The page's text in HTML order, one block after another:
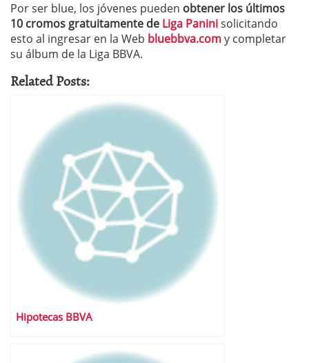
Por ser blue, los jóvenes pueden obtener los últimos
10 cromos gratuitamente de Liga Paninisolicitando
esto al ingresar en la Web bluebbva.comy completar
su álbum de la Liga BBVA.
Related Posts:
Hipotecas BBVA